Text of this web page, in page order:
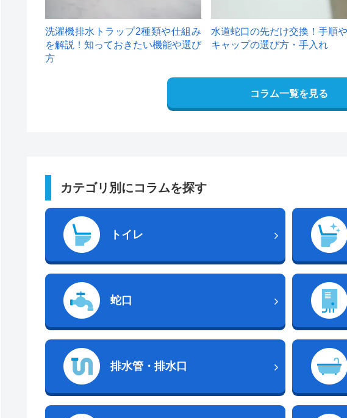
洗濯機排水トラップ2種類や仕組み
を解説！知っておきたい機能や選び
方
水道蛇口の先だけ交換！手順
キャップの選び方・手入れ
コラム一覧を見る
カテゴリ別にコラムを探す
トイレ
蛇口
排水管・排水口